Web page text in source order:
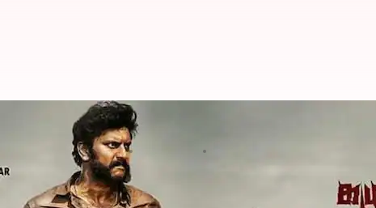
இந்த வாரம் ரிலீஸ் ஆகும்
எழுதியவர் Arul Jothe
செய்தி முன்னோட்டம்